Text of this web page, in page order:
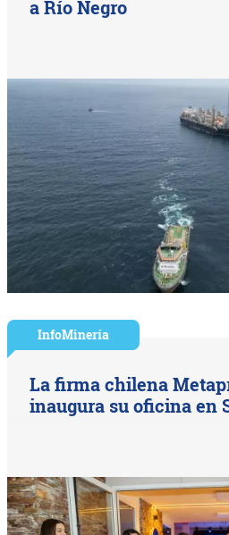
a Río Negro
InfoMinería
La firma chilena
inaugura su oficina en